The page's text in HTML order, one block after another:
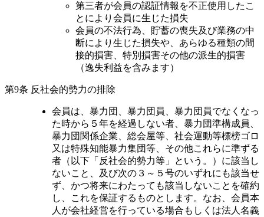
第三者が会員の認証情報を不正使用したこ
とにより会員に生じた損失
会員の不法行為、貯蓄の喪失及び業務の中
断により生じた損失や、あらゆる種類の間
接的損害、特別損害その他の派生的損害
（逸失利益を含みます）
第9条 反社会的勢力の排除
会員は、暴力団、暴力団員、暴力団員でなくなっ
た時から５年を経過しない者、暴力団準構成員、
暴力団関係企業、総会屋等、社会運動等標榜ゴロ
又は特殊知能暴力集団等、その他これらに準ずる
者（以下「反社会的勢力等」という。）に該当し
ないこと、及び次の３～５号のいずれにも該当せ
ず、かつ将来にわたっても該当しないことを確約
し、これを保証するものとします。なお、会員本
人が会社経営を行っている場合もしくは法人名義